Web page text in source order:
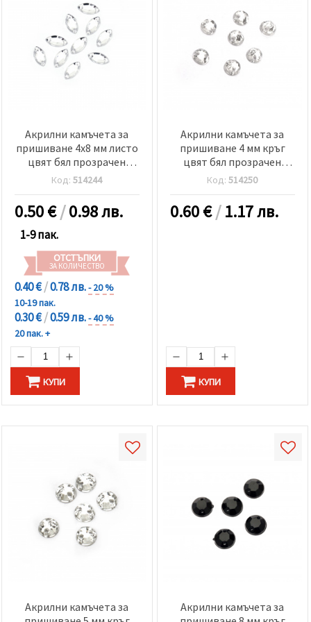
Акрилни камъчета за
пришиване 4x8 мм листо
цвят бял прозрачен
фасетиран -50 броя
Код:514244
0.50€/0.98 лв.
1-9 пак.
ОТСТЪПКИ
ЗА КОЛИЧЕСТВО
0.40 €/0.78 лв.- 20 %
10-19 пак.
0.30 €/0.59 лв.- 40 %
20 пак. +
КУПИ
Акрилни камъчета за
пришиване 4 мм кръг
цвят бял прозрачен
фасетиран -100 броя
Код:514250
0.60€/1.17 лв.
КУПИ
Акрилни камъчета за
Акрилни камъчета за